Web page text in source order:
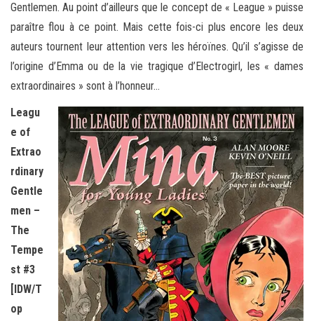
Gentlemen. Au point d’ailleurs que le concept de « League » puisse
paraître flou à ce point. Mais cette fois-ci plus encore les deux
auteurs tournent leur attention vers les héroïnes. Qu’il s’agisse de
l’origine d’Emma ou de la vie tragique d’Electrogirl, les « dames
extraordinaires » sont à l’honneur…
Leagu
e of
Extrao
rdinary
Gentle
men –
The
Tempe
st #3
[IDW/T
op